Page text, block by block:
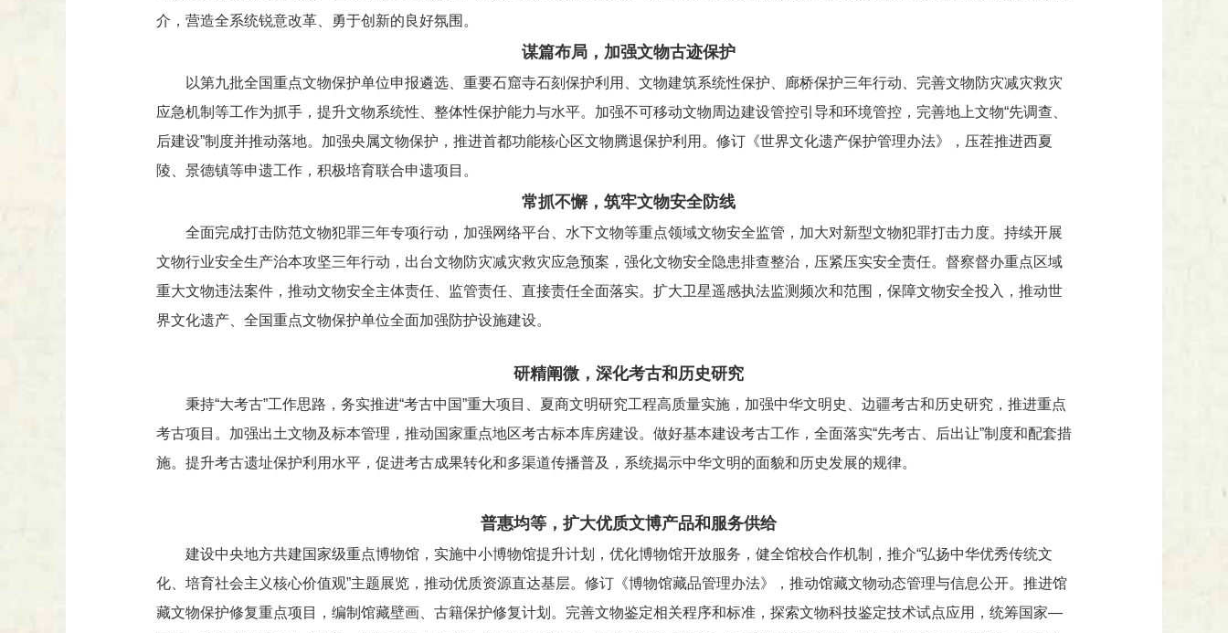
介，营造全系统锐意改革、勇于创新的良好氛围。
谋篇布局，加强文物古迹保护
以第九批全国重点文物保护单位申报遴选、重要石窟寺石刻保护利用、文物建筑系统性保护、廊桥保护三年行动、完善文物防灾减灾救灾
应急机制等工作为抓手，提升文物系统性、整体性保护能力与水平。加强不可移动文物周边建设管控引导和环境管控，完善地上文物“先调查、
后建设”制度并推动落地。加强央属文物保护，推进首都功能核心区文物腾退保护利用。修订《世界文化遗产保护管理办法》，压茬推进西夏
陵、景德镇等申遗工作，积极培育联合申遗项目。
常抓不懈，筑牢文物安全防线
全面完成打击防范文物犯罪三年专项行动，加强网络平台、水下文物等重点领域文物安全监管，加大对新型文物犯罪打击力度。持续开展
文物行业安全生产治本攻坚三年行动，出台文物防灾减灾救灾应急预案，强化文物安全隐患排查整治，压紧压实安全责任。督察督办重点区域
重大文物违法案件，推动文物安全主体责任、监管责任、直接责任全面落实。扩大卫星遥感执法监测频次和范围，保障文物安全投入，推动世
界文化遗产、全国重点文物保护单位全面加强防护设施建设。
研精阐微，深化考古和历史研究
秉持“大考古”工作思路，务实推进“考古中国”重大项目、夏商文明研究工程高质量实施，加强中华文明史、边疆考古和历史研究，推进重点
考古项目。加强出土文物及标本管理，推动国家重点地区考古标本库房建设。做好基本建设考古工作，全面落实“先考古、后出让”制度和配套措
施。提升考古遗址保护利用水平，促进考古成果转化和多渠道传播普及，系统揭示中华文明的面貌和历史发展的规律。
普惠均等，扩大优质文博产品和服务供给
建设中央地方共建国家级重点博物馆，实施中小博物馆提升计划，优化博物馆开放服务，健全馆校合作机制，推介“弘扬中华优秀传统文
化、培育社会主义核心价值观”主题展览，推动优质资源直达基层。修订《博物馆藏品管理办法》，推动馆藏文物动态管理与信息公开。推进馆
藏文物保护修复重点项目，编制馆藏壁画、古籍保护修复计划。完善文物鉴定相关程序和标准，探索文物科技鉴定技术试点应用，统筹国家—